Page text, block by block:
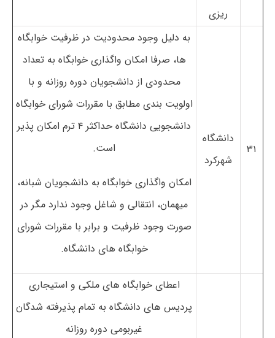
ریزی
۳۱
دانشگاه
شهرکرد
به دلیل وجود محدودیت در ظرفیت خوابگاه
ها، صرفا امکان واگذاری خوابگاه به تعداد
محدودی از دانشجویان دوره روزانه و با
اولویت بندی مطابق با مقررات شورای خوابگاه
دانشجویی دانشگاه حداکثر ۴ ترم امکان پذیر
است.
امکان واگذاری خوابگاه به دانشجویان شبانه،
میهمان، انتقالی و شاغل وجود ندارد مگر در
صورت وجود ظرفیت و برابر با مقررات شورای
خوابگاه های دانشگاه.
اعطای خوابگاه های ملکی و استیجاری
پردیس های دانشگاه به تمام پذیرفته شدگان
غیربومی دوره روزانه